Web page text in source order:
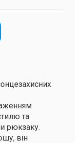
та
рюкзаку.
він